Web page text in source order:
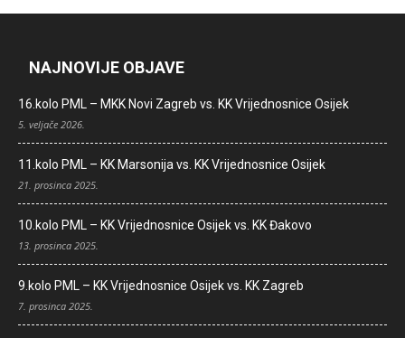
NAJNOVIJE OBJAVE
16.kolo PML – MKK Novi Zagreb vs. KK Vrijednosnice Osijek
5. veljače 2026.
11.kolo PML – KK Marsonija vs. KK Vrijednosnice Osijek
21. prosinca 2025.
10.kolo PML – KK Vrijednosnice Osijek vs. KK Đakovo
13. prosinca 2025.
9.kolo PML – KK Vrijednosnice Osijek vs. KK Zagreb
7. prosinca 2025.